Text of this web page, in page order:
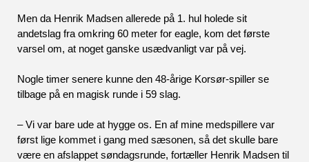
Men da Henrik Madsen allerede på 1. hul holede sit
andetslag fra omkring 60 meter for eagle, kom det første
varsel om, at noget ganske usædvanligt var på vej.
Nogle timer senere kunne den 48-årige Korsør-spiller se
tilbage på en magisk runde i 59 slag.
– Vi var bare ude at hygge os. En af mine medspillere var
først lige kommet i gang med sæsonen, så det skulle bare
være en afslappet søndagsrunde, fortæller Henrik Madsen til